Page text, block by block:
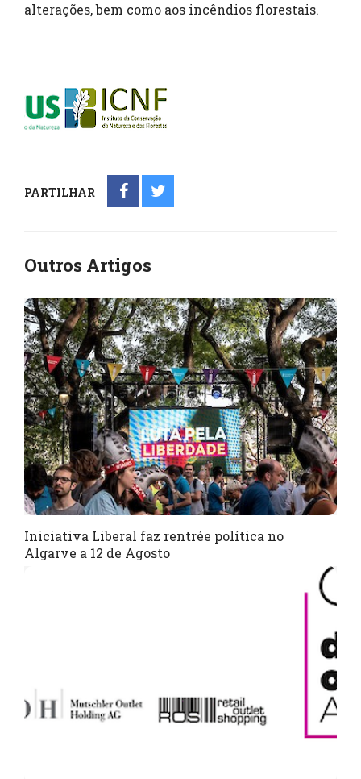
alterações, bem como aos incêndios florestais.
PARTILHAR
Outros Artigos
Iniciativa Liberal faz rentrée política no
Algarve a 12 de Agosto